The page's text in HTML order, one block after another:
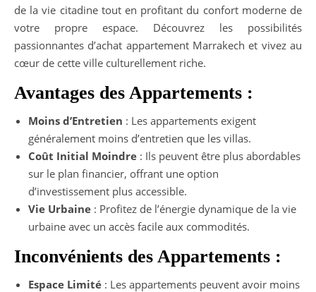
de la vie citadine tout en profitant du confort moderne de
votre propre espace. Découvrez les possibilités
passionnantes d’achat appartement Marrakech et vivez au
cœur de cette ville culturellement riche.
Avantages des Appartements :
Moins d’Entretien : Les appartements exigent
généralement moins d’entretien que les villas.
Coût Initial Moindre : Ils peuvent être plus abordables
sur le plan financier, offrant une option
d’investissement plus accessible.
Vie Urbaine : Profitez de l’énergie dynamique de la vie
urbaine avec un accès facile aux commodités.
Inconvénients des Appartements :
Espace Limité : Les appartements peuvent avoir moins